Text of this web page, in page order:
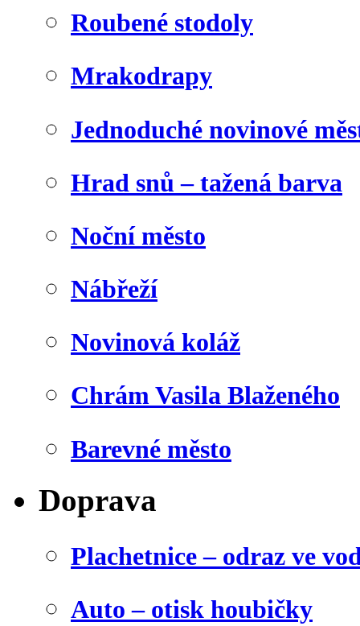
Roubené stodoly
Mrakodrapy
Jednoduché novinové
Hrad snů – tažená barva
Noční město
Nábřeží
Novinová koláž
Chrám Vasila Blaženého
Barevné město
Doprava
Plachetnice – odraz ve
Auto – otisk houbičky